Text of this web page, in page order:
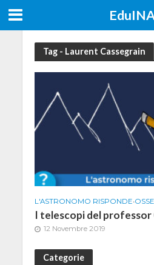
Tag - Laurent Cassegrain
L'ASTRONOMO RISPONDE•
I telescopi del professor
12 Novembre 2019
Categorie